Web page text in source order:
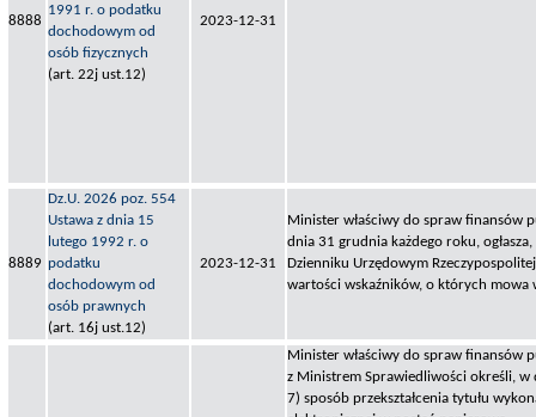
8888
1991 r. o podatku
dochodowym od
osób fizycznych
(art. 22j ust.12)
2023-12-31
8889
Dz.U. 2026 poz. 554
Ustawa z dnia 15
lutego 1992 r. o
podatku
dochodowym od
osób prawnych
(art. 16j ust.12)
2023-12-31
Minister właściwy do spraw finansów
dnia 31 grudnia każdego roku,
Dzienniku Urzędowym
wartości wskaźników, o których mowa
Minister właściwy do spraw finansów
z Ministrem Sprawiedliwości określi, w
7) sposób przekształcenia tytułu